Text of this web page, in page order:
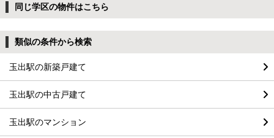
同じ学区の物件はこちら
類似の条件から検索
玉出駅の新築戸建て
玉出駅の中古戸建て
玉出駅のマンション